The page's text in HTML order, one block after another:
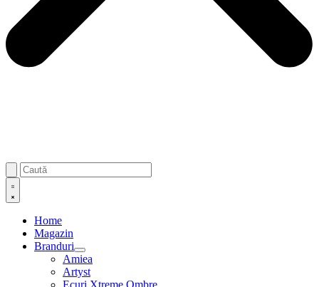
Home
Magazin
Branduri
Amiea
Artyst